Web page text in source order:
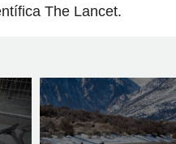
The Lancet.